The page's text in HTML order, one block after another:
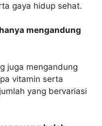
gaya hidup sehat.
mengandung
juga mengandung
vitamin serta
yang bervariasi